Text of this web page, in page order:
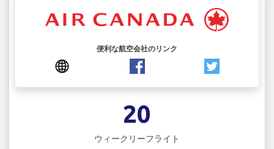
便利な航空会社のリンク
20
ウィークリーフライト